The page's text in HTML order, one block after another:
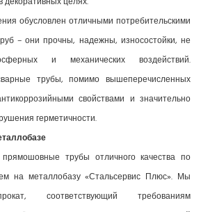
обусловлен отличными потребительскими
– они прочны, надежны, износостойки, не
и механических воздействий.
трубы, помимо вышеперечисленных
свойствами и значительно
герметичности.
прямошовные трубы отличного качества по
на металлобазу «Стальсервис Плюс». Мы
соответствующий требованиям